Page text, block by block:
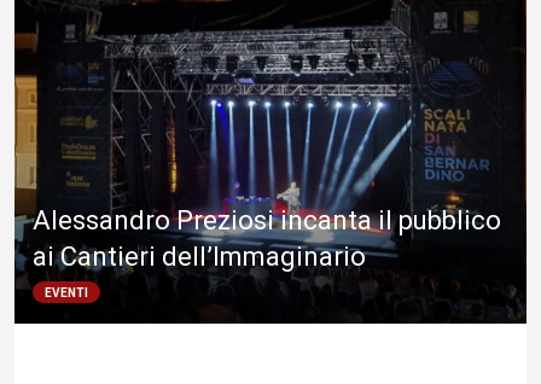
Alessandro Preziosi incanta il pubblico
ai Cantieri dell’Immaginario
EVENTI